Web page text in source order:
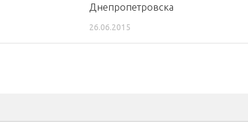
Днепропетровска
26.06.2015